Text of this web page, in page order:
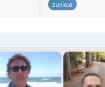
zuviele